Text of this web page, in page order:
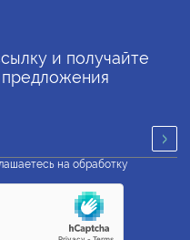
и получайте
на обработку